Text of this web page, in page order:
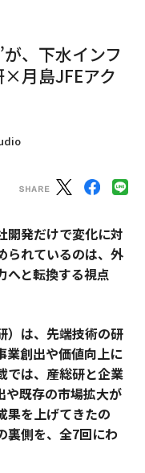
、下水インフ
月島JFEアク
開発だけで変化に対
られているのは、外
へと転換する視点
）は、先端技術の研
業創出や価値向上に
では、産総研と企業
や既存の市場拡大が
果を上げてきたの
裏側を、全7回にわ